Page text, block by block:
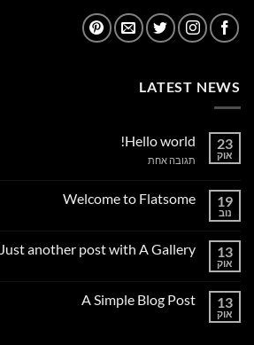
LATEST NEWS
23
אוק
Hello world!
תגובה אחתעל
19
נוב
Welcome to Flatsome
Welcome
13
אוק
Just another post with A Gallery
Just
13
אוק
A Simple Blog Post